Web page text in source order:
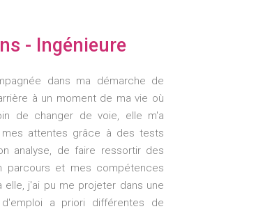
- Ingénieure
dans ma démarche de
à un moment de ma vie où
de changer de voie, elle m'a
attentes grâce à des tests
analyse, de faire ressortir des
parcours et mes compétences
elle, j'ai pu me projeter dans une
a priori différentes de